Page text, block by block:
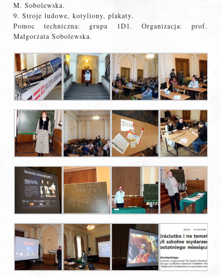
M. Sobolewska.
9. Stroje ludowe, kotyliony, plakaty.
Pomoc techniczna: grupa 1D1. Organizacja: prof.
Małgorzata Sobolewska.